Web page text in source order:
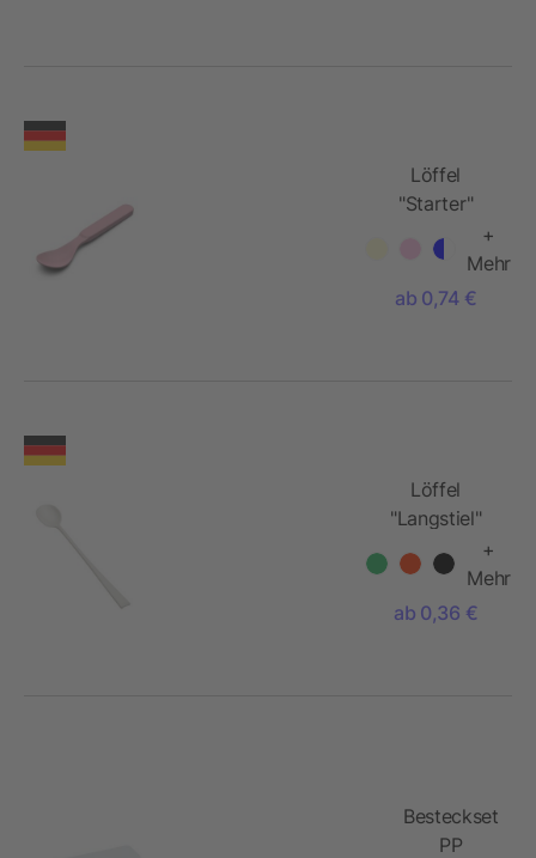
Löffel
"Starter"
+
Mehr
ab 0,74 €
Löffel
"Langstiel"
+
Mehr
ab 0,36 €
Besteckset
PP